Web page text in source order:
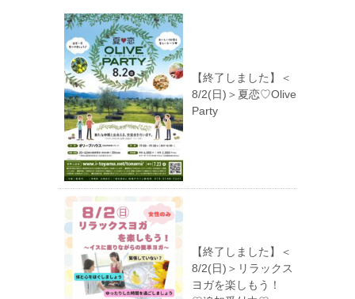
【終了しました】＜
8/2(日)＞夏恋♡Olive
Party
【終了しました】＜
8/2(日)＞リラックス
ヨガを楽しもう！